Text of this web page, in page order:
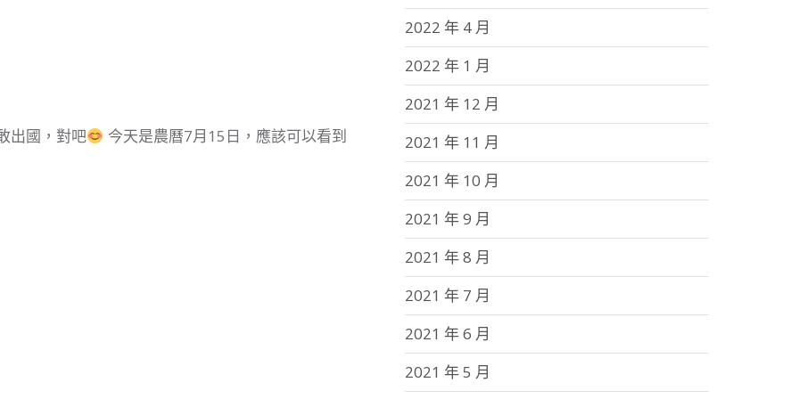
出國，對吧 今天是農曆7月15日，應該可以看到
2022 年 4 月
2022 年 1 月
2021 年 12 月
2021 年 11 月
2021 年 10 月
2021 年 9 月
2021 年 8 月
2021 年 7 月
2021 年 6 月
2021 年 5 月